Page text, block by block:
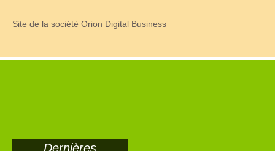
Site de la société Orion Digital Business
Dernières